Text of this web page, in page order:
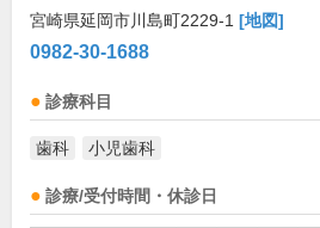
宮崎県延岡市川島町2229-1 [地図]
0982-30-1688
診療科目
歯科 小児歯科
診療/受付時間・休診日